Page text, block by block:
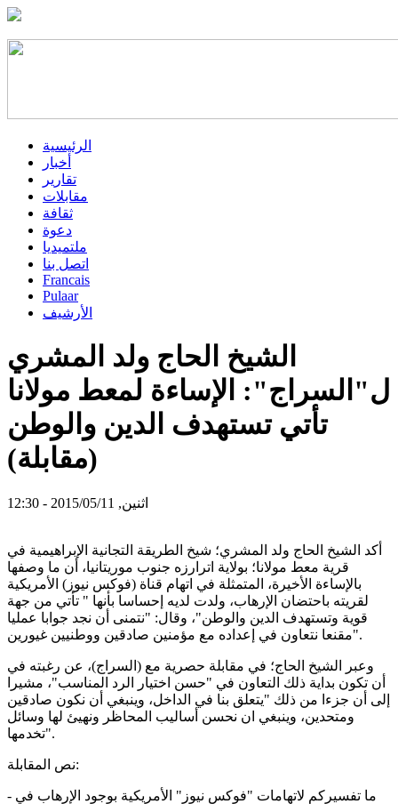
الرئيسية
أخبار
تقارير
مقابلات
ثقافة
دعوة
ملتميديا
اتصل بنا
Francais
Pulaar
الأرشيف
الشيخ الحاج ولد المشري
ل"السراج": الإساءة لمعط مولانا
تأتي تستهدف الدين والوطن
(مقابلة)
اثنين, 2015/05/11 - 12:30
أكد الشيخ الحاج ولد المشري؛ شيخ الطريقة التجانية الإبراهيمية في
قرية معط مولانا؛ بولاية اترارزه جنوب موريتانيا، أن ما وصفها
بالإساءة الأخيرة، المتمثلة في اتهام قناة (فوكس نيوز) الأمريكية
لقريته باحتضان الإرهاب، ولدت لديه إحساسا بأنها " تأتي من جهة
قوية وتستهدف الدين والوطن"، وقال: "نتمنى أن نجد جوابا عمليا
مقنعا نتعاون في إعداده مع مؤمنين صادقين ووطنيين غيورين".
وعبر الشيخ الحاج؛ في مقابلة حصرية مع (السراج)، عن رغبته في
أن تكون بداية ذلك التعاون في "حسن اختيار الرد المناسب"، مشيرا
إلى أن جزءا من ذلك "يتعلق بنا في الداخل، وينبغي أن نكون صادقين
ومتحدين، وينبغي ان نحسن أساليب المحاظر ونهيئ لها وسائل
تخدمها".
نص المقابلة:
- ما تفسيركم لاتهامات "فوكس نيوز" الأمريكية بوجود الإرهاب في